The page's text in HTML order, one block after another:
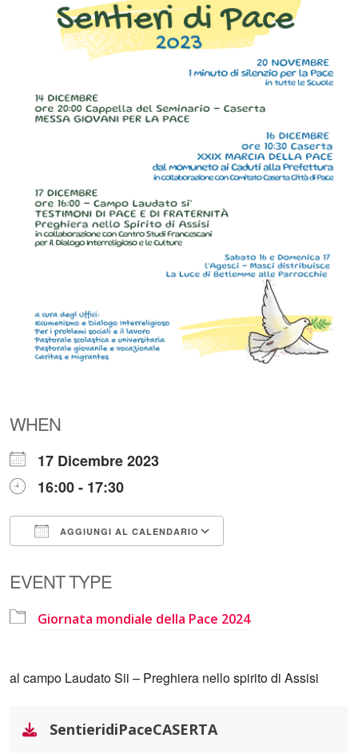
WHEN
17 Dicembre 2023
16:00 - 17:30
AGGIUNGI AL CALENDARIO
EVENT TYPE
Giornata mondiale della Pace 2024
al campo Laudato Sii – Preghiera nello spirito di Assisi
SentieridiPaceCASERTA